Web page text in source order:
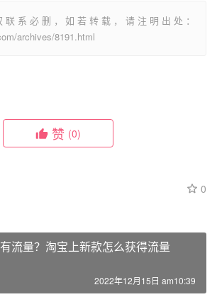
系必删，如若转载，请注明出处：
archives/8191.html
赞 (0)
0
流量？淘宝上新款怎么获得流量
2022年12月15日 am10:39